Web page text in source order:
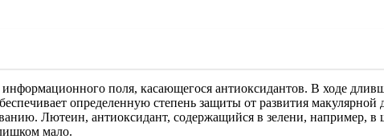
поля, касающегося антиоксидантов. В ходе
определенную степень защиты от развития
Лютеин, антиоксидант, содержащийся в зелени, например,
мало.